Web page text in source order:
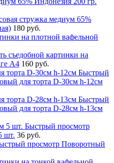
стружка медиум 65%
180 руб.
съедобной картинки на
А4 160 руб.
Быстрый
для торта D-30см h-12см
Быстрый
для торта D-28см h-13см
Быстрый просмотр
шт. 36 руб.
просмотр Поворотный